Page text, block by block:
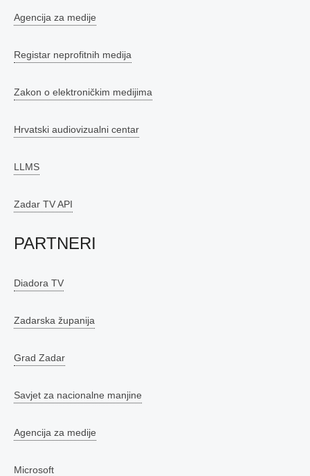
Agencija za medije
Registar neprofitnih medija
Zakon o elektroničkim medijima
Hrvatski audiovizualni centar
LLMS
Zadar TV API
PARTNERI
Diadora TV
Zadarska županija
Grad Zadar
Savjet za nacionalne manjine
Agencija za medije
Microsoft